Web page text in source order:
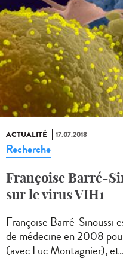
ACTUALITÉ 17.07.2018
Recherche
Françoise Barré-
sur le virus VIH1
Françoise Barré-Sinoussi
de médecine en 2008
(avec Luc Montagnier),